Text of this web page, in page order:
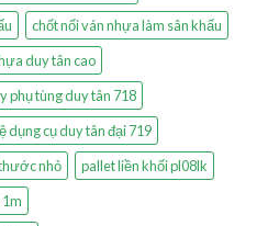
chốt nối ván nhựa làm sân khấu
duy tân cao
phụ tùng duy tân 718
dụng cụ duy tân đại 719
nhỏ
pallet liền khối pl08lk